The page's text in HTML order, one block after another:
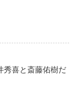
秀喜と斎藤佑樹だ